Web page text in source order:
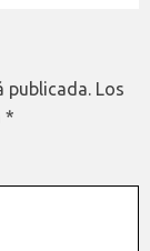
Los
*